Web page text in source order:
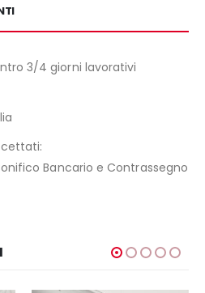
3/4 giorni lavorativi
Bancario e Contrassegno